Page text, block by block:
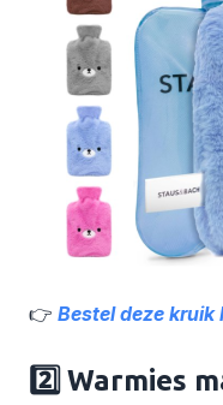
👉 Bestel deze
2️⃣ Warmies